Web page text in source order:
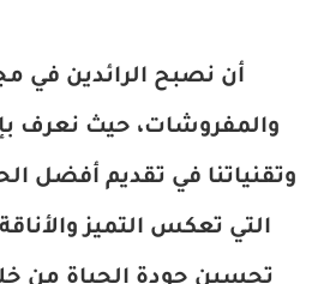
أن نصبح الرائدين في
والمفروشات، حيث نعرف
وتقنياتنا في تقديم أفضل
التي تعكس التميز
تحسين جودة الحياة من